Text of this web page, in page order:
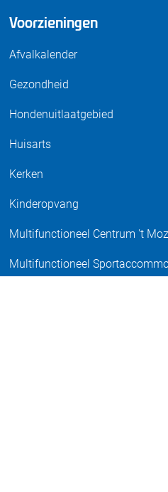
Voorzieningen
Afvalkalender
Gezondheid
Hondenuitlaatgebied
Huisarts
Kerken
Kinderopvang
Multifunctioneel Centrum 't
Multifunctioneel